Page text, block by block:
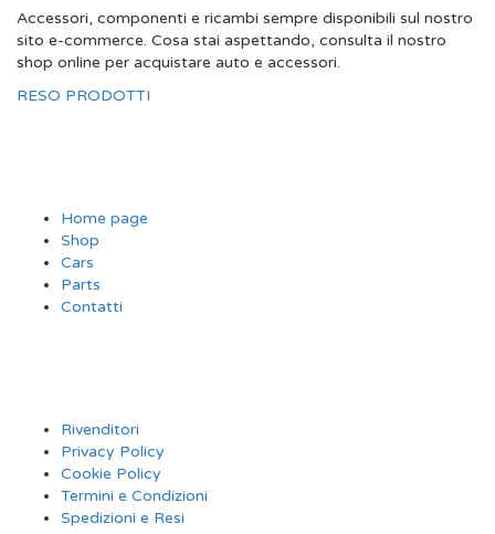
Accessori, componenti e ricambi sempre disponibili sul nostro
sito e-commerce. Cosa stai aspettando, consulta il nostro
shop online per acquistare auto e accessori.
RESO PRODOTTI
Home page
Shop
Cars
Parts
Contatti
Rivenditori
Privacy Policy
Cookie Policy
Termini e Condizioni
Spedizioni e Resi